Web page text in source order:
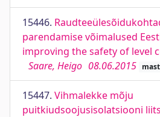
15446.
parendamise võimalused
improving the safety of level
Saare, Heigo 08.06.2015
15447. Vihmalekke mõju
puitkiudsoojusisolatsiooni